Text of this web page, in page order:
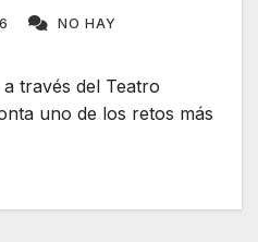
NO HAY
través del Teatro
uno de los retos más